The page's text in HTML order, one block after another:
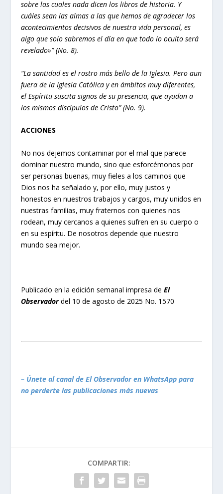
sobre las cuales nada dicen los libros de historia. Y
cuáles sean las almas a las que hemos de agradecer los
acontecimientos decisivos de nuestra vida personal, es
algo que solo sabremos el día en que todo lo oculto será
revelado»” (No. 8).
“La santidad es el rostro más bello de la Iglesia. Pero aun
fuera de la Iglesia Católica y en ámbitos muy diferentes,
el Espíritu suscita signos de su presencia, que ayudan a
los mismos discípulos de Cristo” (No. 9).
ACCIONES
No nos dejemos contaminar por el mal que parece
dominar nuestro mundo, sino que esforcémonos por
ser personas buenas, muy fieles a los caminos que
Dios nos ha señalado y, por ello, muy justos y
honestos en nuestros trabajos y cargos, muy unidos en
nuestras familias, muy fraternos con quienes nos
rodean, muy cercanos a quienes sufren en su cuerpo o
en su espíritu. De nosotros depende que nuestro
mundo sea mejor.
Publicado en la edición semanal impresa deEl
Observadordel 10 de agosto de 2025 No. 1570
– Únete al canal de El Observador en WhatsApp para
no perderte las publicaciones más nuevas
COMPARTIR: